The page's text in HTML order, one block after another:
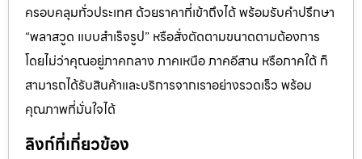
ครอบคลุมทั่วประเทศ ด้วยราคาที่เข้าถึงได้ พร้อมรับคำปรึกษา
“พลาสวูด แบบสำเร็จรูป” หรือสั่งตัดตามขนาดตามต้องการ
โดยไม่ว่าคุณอยู่ภาคกลาง ภาคเหนือ ภาคอีสาน หรือภาคใต้ ก็
สามารถได้รับสินค้าและบริการจากเราอย่างรวดเร็ว พร้อม
คุณภาพที่มั่นใจได้
ลิงก์ที่เกี่ยวข้อง